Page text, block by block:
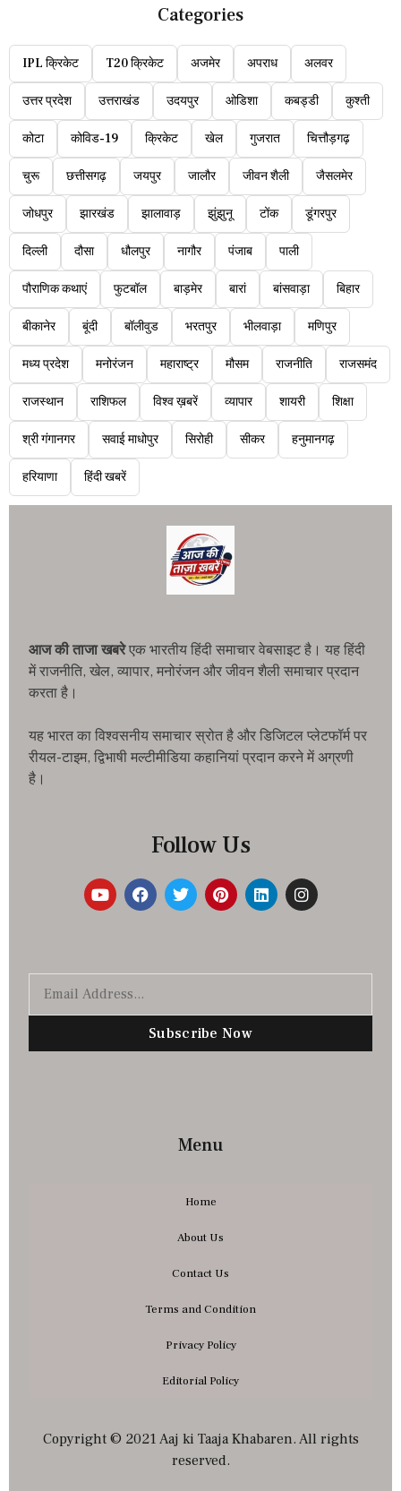
Categories
IPL क्रिकेट T20 क्रिकेट अजमेर अपराध अलवर
उत्तर प्रदेश उत्तराखंड उदयपुर ओडिशा कबड्डी कुश्ती
कोटा कोविड-19 क्रिकेट खेल गुजरात चित्तौड़गढ़
चुरू छत्तीसगढ़ जयपुर जालौर जीवन शैली जैसलमेर
जोधपुर झारखंड झालावाड़ झुंझुनू टोंक डूंगरपुर
दिल्ली दौसा धौलपुर नागौर पंजाब पाली
पौराणिक कथाएं फुटबॉल बाड़मेर बारां बांसवाड़ा बिहार
बीकानेर बूंदी बॉलीवुड भरतपुर भीलवाड़ा मणिपुर
मध्य प्रदेश मनोरंजन महाराष्ट्र मौसम राजनीति राजसमंद
राजस्थान राशिफल विश्व ख़बरें व्यापार शायरी शिक्षा
श्री गंगानगर सवाई माधोपुर सिरोही सीकर हनुमानगढ़
हरियाणा हिंदी खबरें
आज की ताजा खबरेएक भारतीय हिंदी समाचार वेबसाइट है। यह हिंदी
में राजनीति, खेल, व्यापार, मनोरंजन और जीवन शैली समाचार प्रदान
करता है।
यह भारत का विश्वसनीय समाचार स्रोत है और डिजिटल प्लेटफॉर्म पर
रीयल-टाइम, द्विभाषी मल्टीमीडिया कहानियां प्रदान करने में अग्रणी
है।
Follow Us
Subscribe Now
Menu
Home
About Us
Contact Us
Terms and Condition
Privacy Policy
Editorial Policy
Copyright © 2021 Aaj ki Taaja Khabaren. All rights
reserved.